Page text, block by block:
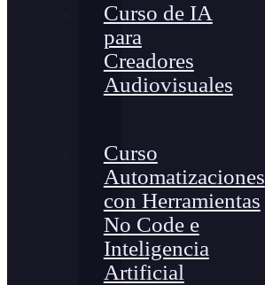
Curso de IA
para
Creadores
Audiovisuales
Curso
Automatizaciones
con Herramientas
No Code e
Inteligencia
Artificial